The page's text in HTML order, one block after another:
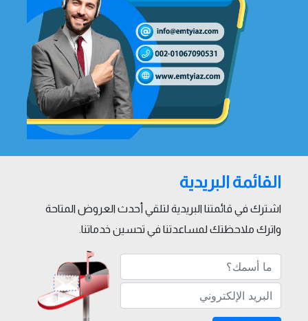
القائمة البريدية
اشترك في قائمتنا البريدية لتلقي أحدث العروض المتاحة
واترك ملاحظتك لمساعدتنا في تحسين خدماتنا.